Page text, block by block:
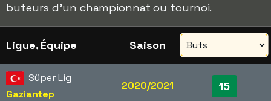
buteurs d'un championnat ou tournoi.
Ligue, Équipe Saison
Süper Lig
Gaziantep
2020/2021 15